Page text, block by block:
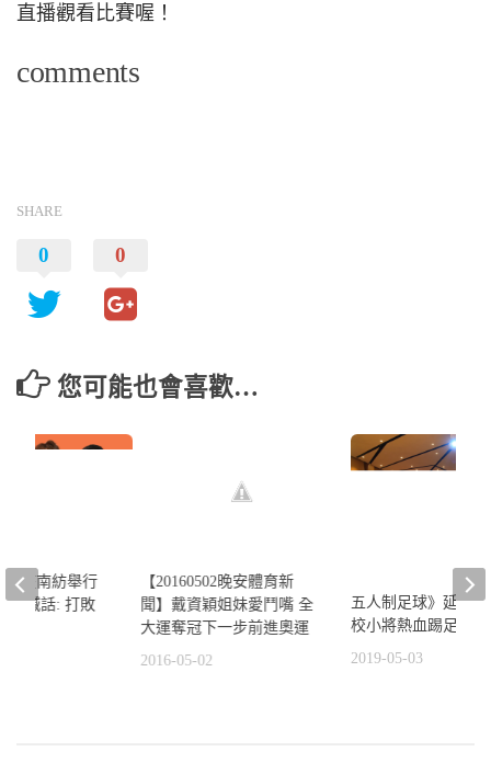
直播觀看比賽喔！
comments
SHARE
0 0
您可能也會喜歡…
【20160502晚安體育新
聞】戴資穎姐妹愛鬥嘴 全
大運奪冠下一步前進奧運
2016-05-02
五人制足球》延續
校小將熱血踢足球
2019-05-03
獅在南紡舉行
總喊話: 打敗